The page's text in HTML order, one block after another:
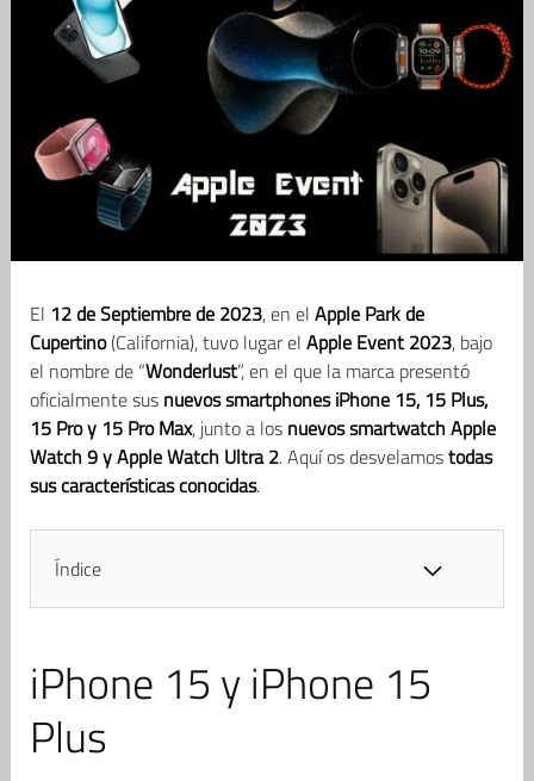
El 12 de Septiembre de 2023, en el Apple Park de
Cupertino(California), tuvo lugar el Apple Event 2023, bajo
el nombre de “Wonderlust”, en el que la marca presentó
oficialmente sus nuevos smartphones iPhone 15, 15 Plus,
15 Pro y 15 Pro Max, junto a los nuevos smartwatch Apple
Watch 9 y Apple Watch Ultra 2. Aquí os desvelamostodas
sus características conocidas.
Índice
iPhone 15 y iPhone 15
Plus